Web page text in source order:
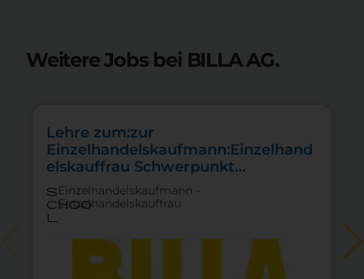
Weitere Jobs bei BILLA AG.
Lehre zum:zur
Einzelhandelskaufmann:Einzelhand
elskauffrau Schwerpunkt
Lebensmittel
s
choo
l
Einzelhandelskaufmann -
Einzelhandelskauffrau